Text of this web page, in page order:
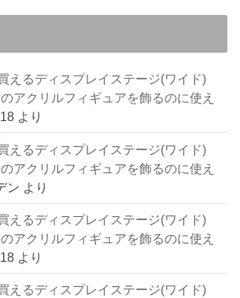
えるディスプレイステージ(ワイド)
アクリルフィギュアを飾るのに使え
より
えるディスプレイステージ(ワイド)
アクリルフィギュアを飾るのに使え
ン より
えるディスプレイステージ(ワイド)
アクリルフィギュアを飾るのに使え
より
えるディスプレイステージ(ワイド)